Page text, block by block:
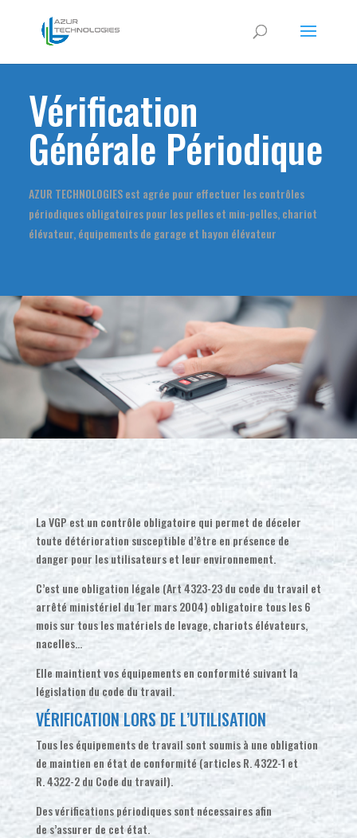
Vérification
Générale Périodique
AZUR TECHNOLOGIES est agrée pour effectuer les contrôles
périodiques obligatoires pour les pelles et min-pelles, chariot
élévateur, équipements de garage et hayon élévateur
La VGP est un contrôle obligatoire qui permet de déceler
toute détérioration susceptible d’être en présence de
danger pour les utilisateurs et leur environnement.
C’est une obligation légale (Art 4323-23 du code du travail et
arrêté ministériel du 1er mars 2004) obligatoire tous les 6
mois sur tous les matériels de levage, chariots élévateurs,
nacelles…
Elle maintient vos équipements en conformité suivant la
législation du code du travail.
VÉRIFICATION LORS DE L’UTILISATION
Tous les équipements de travail sont soumis à une obligation
de maintien en état de conformité (articles R. 4322-1 et
R. 4322-2 du Code du travail).
Des vérifications périodiques sont nécessaires afin
de s’assurer de cet état.